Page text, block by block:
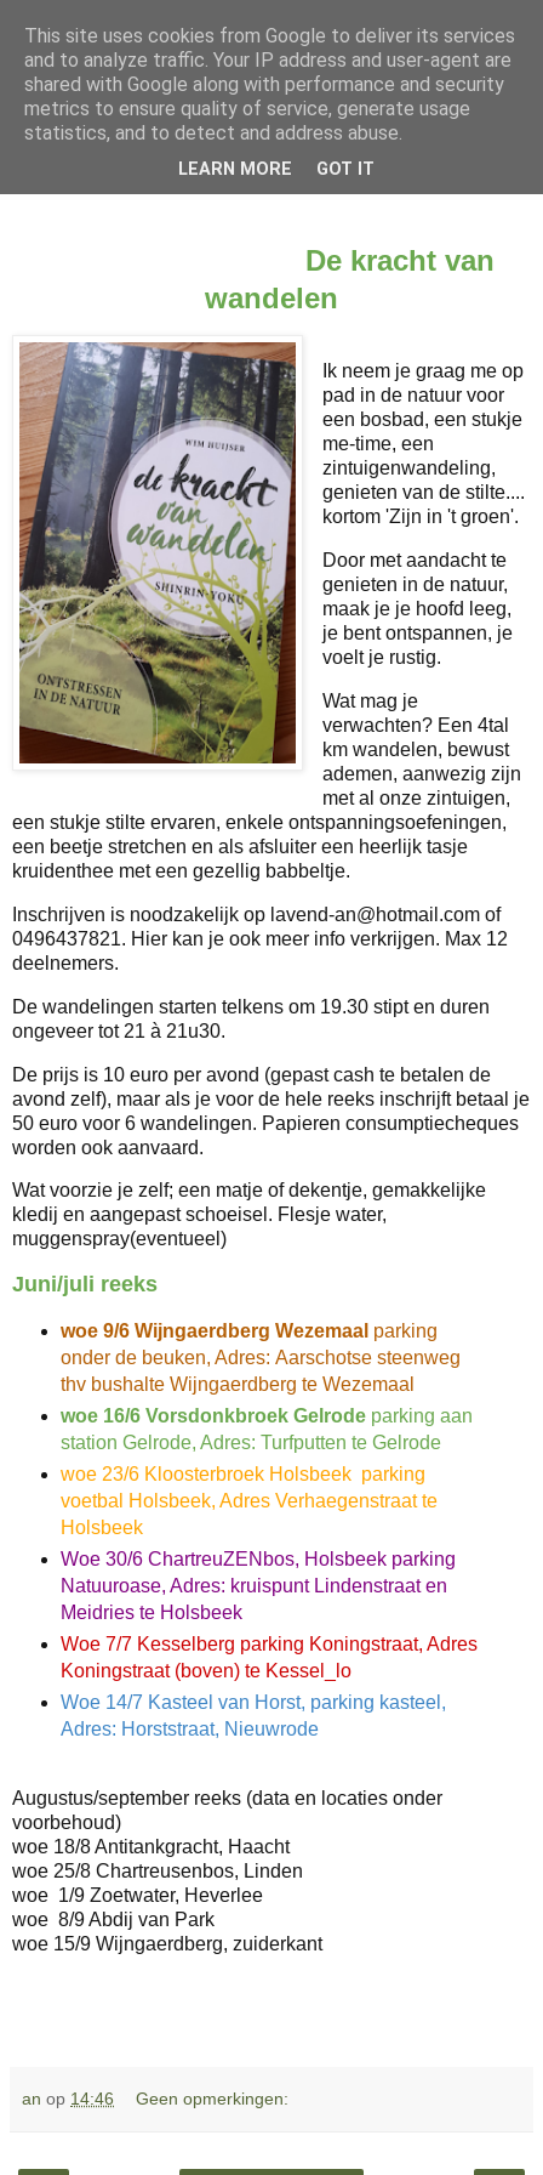
De kracht van
wandelen
Ik neem je graag me op
pad in de natuur voor
een bosbad, een stukje
me-time, een
zintuigenwandeling,
genieten van de stilte....
kortom 'Zijn in 't groen'.
Door met aandacht te
genieten in de natuur,
maak je je hoofd leeg,
je bent ontspannen, je
voelt je rustig.
Wat mag je
verwachten? Een 4tal
km wandelen, bewust
ademen, aanwezig zijn
met al onze zintuigen,
een stukje stilte ervaren, enkele ontspanningsoefeningen,
een beetje stretchen en als afsluiter een heerlijk tasje
kruidenthee met een gezellig babbeltje.
Inschrijven is noodzakelijk op lavend-an@hotmail.com of
0496437821. Hier kan je ook meer info verkrijgen. Max 12
deelnemers.
De wandelingen starten telkens om 19.30 stipt en duren
ongeveer tot 21 à 21u30.
De prijs is 10 euro per avond (gepast cash te betalen de
avond zelf), maar als je voor de hele reeks inschrijft betaal je
50 euro voor 6 wandelingen. Papieren consumptiecheques
worden ook aanvaard.
Wat voorzie je zelf; een matje of dekentje, gemakkelijke
kledij en aangepast schoeisel. Flesje water,
muggenspray(eventueel)
Juni/juli reeks
woe 9/6 Wijngaerdberg Wezemaal parking
onder de beuken, Adres: Aarschotse steenweg
thv bushalte Wijngaerdberg te Wezemaal
woe 16/6 Vorsdonkbroek Gelrode parking aan
station Gelrode, Adres: Turfputten te Gelrode
woe 23/6 Kloosterbroek Holsbeek parking
voetbal Holsbeek, Adres Verhaegenstraat te
Holsbeek
Woe 30/6 ChartreuZENbos, Holsbeek parking
Natuuroase, Adres: kruispunt Lindenstraat en
Meidries te Holsbeek
Woe 7/7 Kesselberg parking Koningstraat, Adres
Koningstraat (boven) te Kessel_lo
Woe 14/7 Kasteel van Horst, parking kasteel,
Adres: Horststraat, Nieuwrode
Augustus/september reeks (data en locaties onder
voorbehoud)
woe 18/8 Antitankgracht, Haacht
woe 25/8 Chartreusenbos, Linden
woe 1/9 Zoetwater, Heverlee
woe 8/9 Abdij van Park
woe 15/9 Wijngaerdberg, zuiderkant
an op 14:46 Geen opmerkingen:
This site uses cookies from Google to deliver its services
and to analyze traffic. Your IP address and user-agent are
shared with Google along with performance and security
metrics to ensure quality of service, generate usage
statistics, and to detect and address abuse.
LEARN MORE GOT IT